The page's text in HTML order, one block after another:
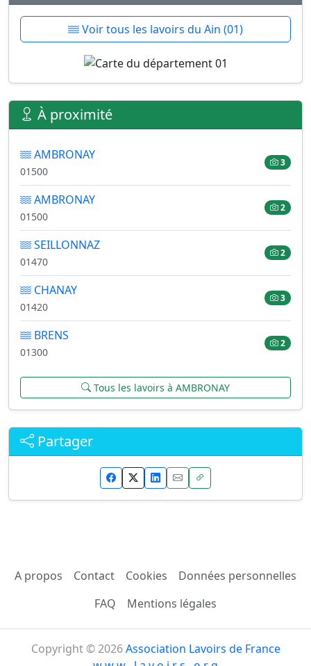
Voir tous les lavoirs du Ain (01)
À proximité
AMBRONAY
01500
3
AMBRONAY
01500
2
SEILLONNAZ
01470
2
CHANAY
01420
3
BRENS
01300
2
Tous les lavoirs à AMBRONAY
Partager
A propos Contact Cookies
Données personnelles
FAQ
Mentions légales
Copyright © 2026Association Lavoirs de France